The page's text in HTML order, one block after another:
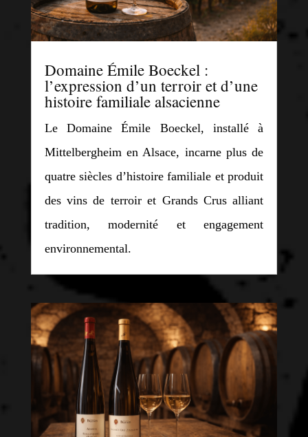
Domaine Émile Boeckel :
l’expression d’un terroir et d’une
histoire familiale alsacienne
Le Domaine Émile Boeckel, installé à
Mittelbergheim en Alsace, incarne plus de
quatre siècles d’histoire familiale et produit
des vins de terroir et Grands Crus alliant
tradition, modernité et engagement
environnemental.